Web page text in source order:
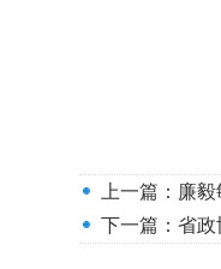
上一篇： 廉
下一篇： 省政